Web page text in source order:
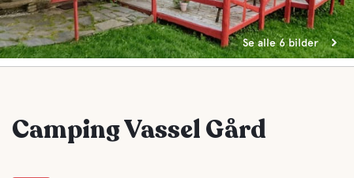
Se alle 6 bilder
Camping Vassel Gård